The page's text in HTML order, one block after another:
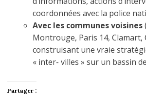
coordonnées avec la police
Avec les communes voisines
Montrouge, Paris 14, Clamart,
construisant une vraie
« inter- villes » sur un bassin
Partager :